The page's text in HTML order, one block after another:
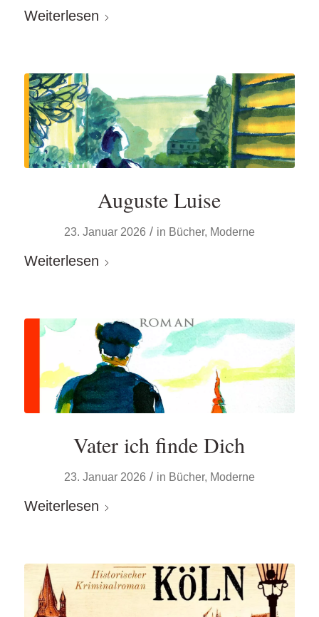
Weiterlesen
Auguste Luise
23. Januar 2026 / in Bücher, Moderne
Weiterlesen
Vater ich finde Dich
23. Januar 2026 / in Bücher, Moderne
Weiterlesen